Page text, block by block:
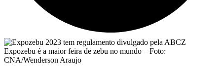
Expozebu é a maior feira de zebu no mundo – Foto:
CNA/Wenderson Araujo